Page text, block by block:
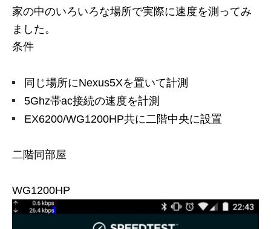
家の中のいろいろな場所で実際に速度を測ってみ
ました。
条件
同じ場所にNexus5Xを置いて計測
5Ghz帯ac接続の速度を計測
EX6200/WG1200HP共に二階中央に設置
二階同部屋
WG1200HP